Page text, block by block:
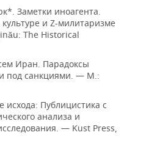
Заметки иноагента.
и Z-милитаризме
The Historical
Иран. Парадоксы
под санкциями. — М.:
Публицистика с
анализа и
— Kust Press,